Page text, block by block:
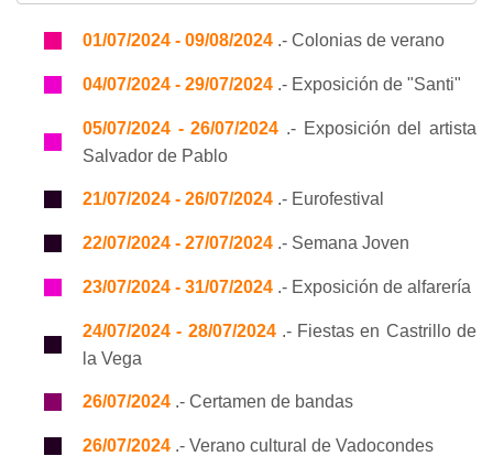
01/07/2024 - 09/08/2024 .- Colonias de verano
04/07/2024 - 29/07/2024 .- Exposición de "Santi"
05/07/2024 - 26/07/2024 .- Exposición del artista
Salvador de Pablo
21/07/2024 - 26/07/2024 .- Eurofestival
22/07/2024 - 27/07/2024 .- Semana Joven
23/07/2024 - 31/07/2024 .- Exposición de alfarería
24/07/2024 - 28/07/2024.- Fiestas en Castrillo de
la Vega
26/07/2024 .- Certamen de bandas
26/07/2024 .- Verano cultural de Vadocondes